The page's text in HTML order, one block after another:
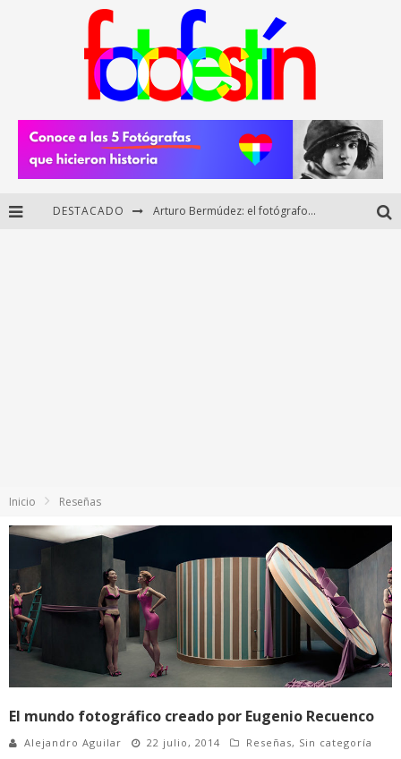
DESTACADO
Inicio Reseñas
El mundo fotográfico creado por Eugenio Recuenco
Alejandro Aguilar 22 julio, 2014 Reseñas, Sin categoría